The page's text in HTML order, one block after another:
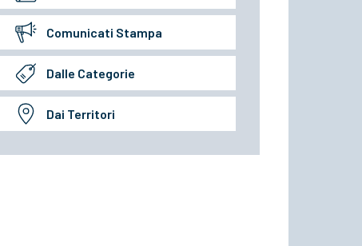
Comunicati Stampa
Dalle Categorie
Dai Territori